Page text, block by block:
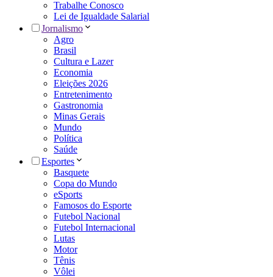
Trabalhe Conosco
Lei de Igualdade Salarial
Jornalismo
Agro
Brasil
Cultura e Lazer
Economia
Eleições 2026
Entretenimento
Gastronomia
Minas Gerais
Mundo
Política
Saúde
Esportes
Basquete
Copa do Mundo
eSports
Famosos do Esporte
Futebol Nacional
Futebol Internacional
Lutas
Motor
Tênis
Vôlei